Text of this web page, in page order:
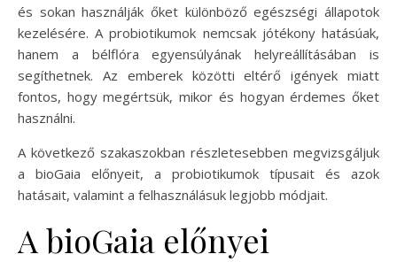
és sokan használják őket különböző egészségi állapotok
kezelésére. A probiotikumok nemcsak jótékony hatásúak,
hanem a bélflóra egyensúlyának helyreállításában is
segíthetnek. Az emberek közötti eltérő igények miatt
fontos, hogy megértsük, mikor és hogyan érdemes őket
használni.
A következő szakaszokban részletesebben megvizsgáljuk
a bioGaia előnyeit, a probiotikumok típusait és azok
hatásait, valamint a felhasználásuk legjobb módjait.
A bioGaia előnyei